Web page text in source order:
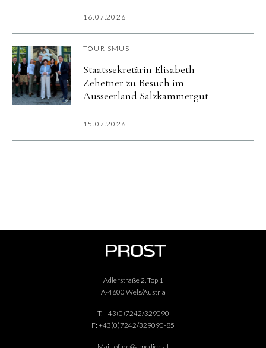
16.07.2026
TOURISMUS
Staatssekretärin Elisabeth
Zehetner zu Besuch im
Ausseerland Salzkammergut
15.07.2026
Adlerstraße 2, Top 1
A-4600 Wels/Austria
T: +43(0)7242/329090
F: +43(0)7242/329090-85